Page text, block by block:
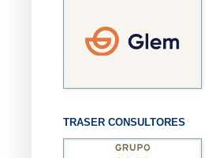
TRASER CONSULTORES